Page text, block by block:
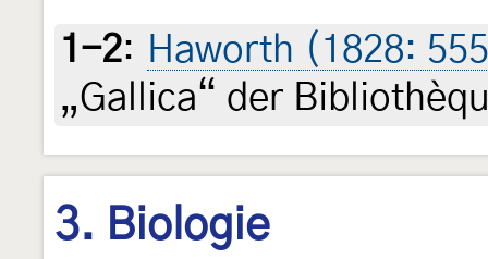
1-2: Haworth (1828:
„Gallica“ der
3. Biologie